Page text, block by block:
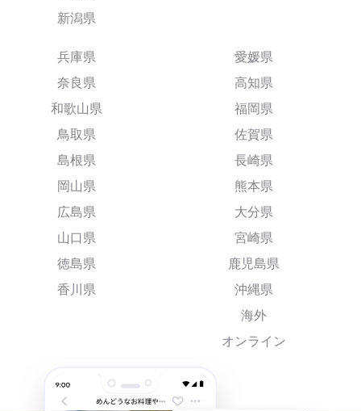
新潟県
兵庫県
奈良県
和歌山県
鳥取県
島根県
岡山県
広島県
山口県
徳島県
香川県
愛媛県
高知県
福岡県
佐賀県
長崎県
熊本県
大分県
宮崎県
鹿児島県
沖縄県
海外
オンライン